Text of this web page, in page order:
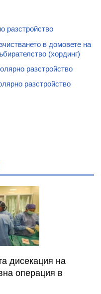
разстройство
в домовете на
(хординг)
разстройство
разстройство
дисекация на
операция в